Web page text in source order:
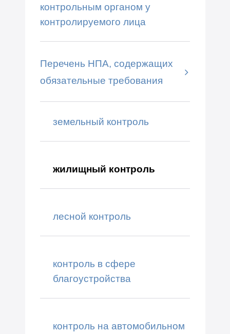
контрольным органом у
контролируемого лица
Перечень НПА, содержащих
обязательные требования
земельный контроль
жилищный контроль
лесной контроль
контроль в сфере
благоустройства
контроль на автомобильном